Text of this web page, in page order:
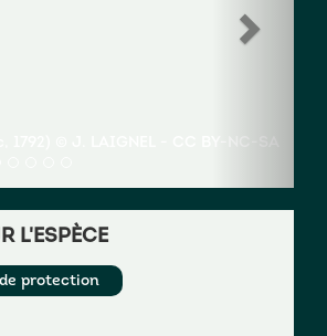
L'ESPÈCE
protection